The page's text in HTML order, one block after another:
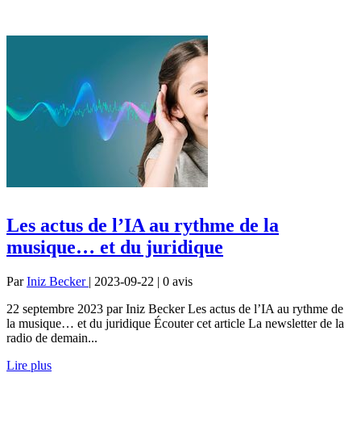
Les actus de l’IA au rythme de la
musique… et du juridique
ParIniz Becker | 2023-09-22 | 0 avis
22 septembre 2023 par Iniz Becker Les actus de l’IA au rythme de
la musique… et du juridique Écouter cet article La newsletter de la
radio de demain...
Lire plus